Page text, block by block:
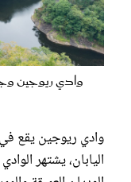
وادي ريوجين
وادي ريوجين يقع
اليابان، يشتهر